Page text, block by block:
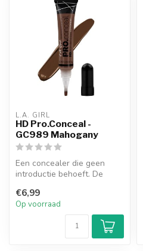
L.A. GIRL
HD Pro.Conceal -
GC989 Mahogany
Een concealer die geen
introductie behoeft. De
biedt...
€6,99
Op voorraad